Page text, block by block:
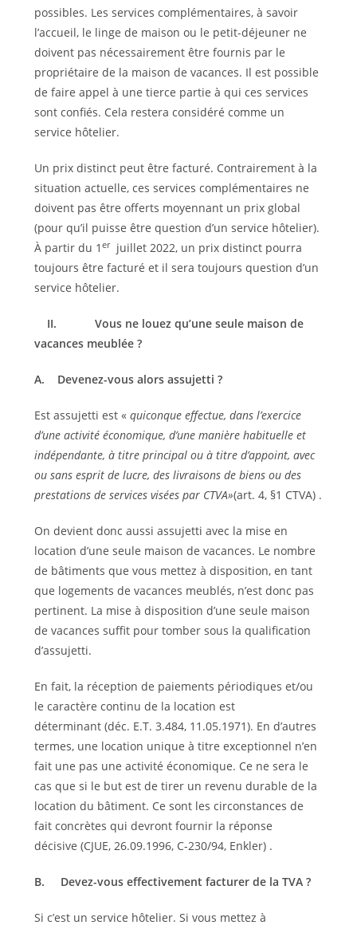
possibles. Les services complémentaires, à savoir
l’accueil, le linge de maison ou le petit-déjeuner ne
doivent pas nécessairement être fournis par le
propriétaire de la maison de vacances. Il est possible
de faire appel à une tierce partie à qui ces services
sont confiés. Cela restera considéré comme un
service hôtelier.
Un prix distinct peut être facturé. Contrairement à la
situation actuelle, ces services complémentaires ne
doivent pas être offerts moyennant un prix global
(pour qu’il puisse être question d’un service hôtelier).
À partir du 1 erjuillet 2022, un prix distinct pourra
toujours être facturé et il sera toujours question d’un
service hôtelier.
II. Vous ne louez qu’une seule maison de
vacances meublée ?
A. Devenez-vous alors assujetti ?
Est assujetti est « quiconque effectue, dans l’exercice
d’une activité économique, d’une manière habituelle et
indépendante, à titre principal ou à titre d’appoint, avec
ou sans esprit de lucre, des livraisons de biens ou des
prestations de services visées par CTVA»(art. 4, §1 CTVA) .
On devient donc aussi assujetti avec la mise en
location d’une seule maison de vacances. Le nombre
de bâtiments que vous mettez à disposition, en tant
que logements de vacances meublés, n’est donc pas
pertinent. La mise à disposition d’une seule maison
de vacances suffit pour tomber sous la qualification
d’assujetti.
En fait, la réception de paiements périodiques et/ou
le caractère continu de la location est
déterminant (déc. E.T. 3.484, 11.05.1971). En d’autres
termes, une location unique à titre exceptionnel n’en
fait une pas une activité économique. Ce ne sera le
cas que si le but est de tirer un revenu durable de la
location du bâtiment. Ce sont les circonstances de
fait concrètes qui devront fournir la réponse
décisive (CJUE, 26.09.1996, C-230/94, Enkler) .
B. Devez-vous effectivement facturer de la TVA ?
Si c’est un service hôtelier. Si vous mettez à